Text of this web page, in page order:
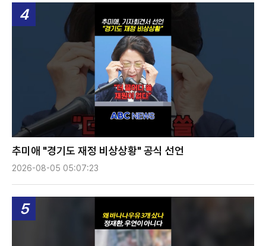
4
추미애 "경기도 재정 비상상황" 공식 선언
2026-08-05 05:07:23
5